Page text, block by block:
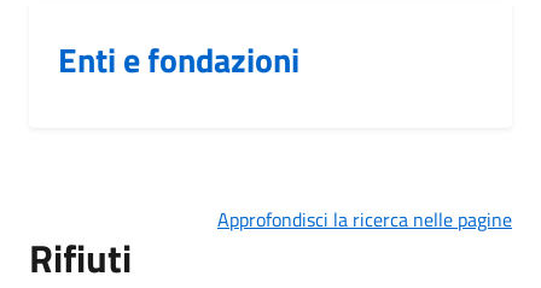
Enti e fondazioni
Approfondisci la ricerca nelle pagine
Rifiuti